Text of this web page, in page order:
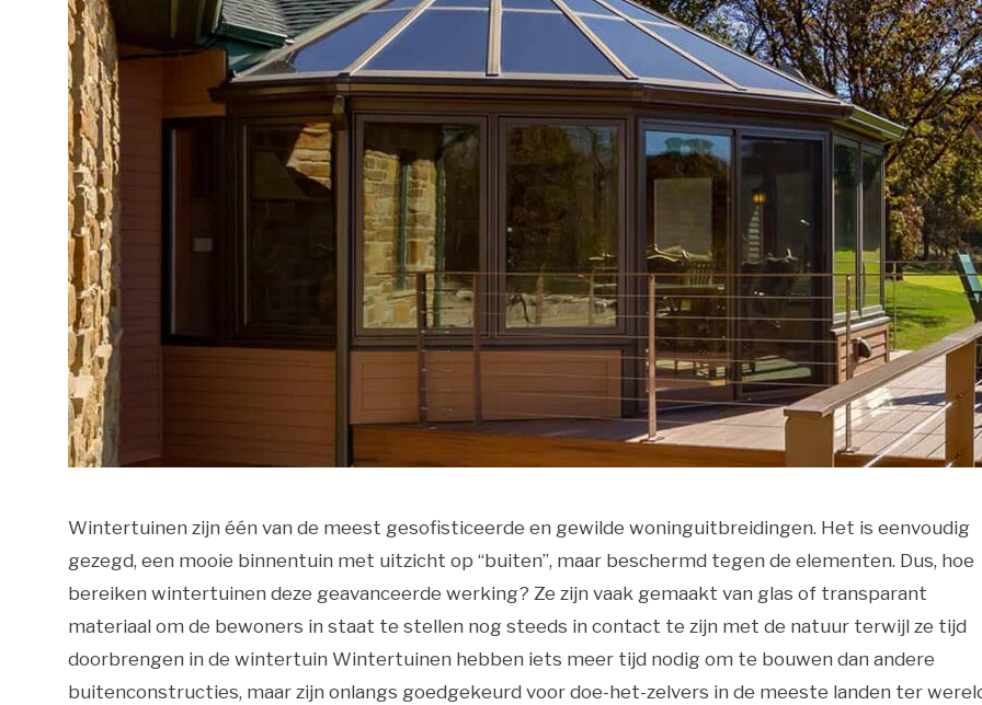
Wintertuinen zijn één van de meest gesofisticeerde en gewilde woninguitbreidingen. Het is eenvoudig
gezegd, een mooie binnentuin met uitzicht op “buiten”, maar beschermd tegen de elementen. Dus, hoe
bereiken wintertuinen deze geavanceerde werking? Ze zijn vaak gemaakt van glas of transparant
materiaal om de bewoners in staat te stellen nog steeds in contact te zijn met de natuur terwijl ze tijd
doorbrengen in de wintertuin Wintertuinen hebben iets meer tijd nodig om te bouwen dan andere
buitenconstructies, maar zijn onlangs goedgekeurd voor doe-het-zelvers in de meeste landen ter